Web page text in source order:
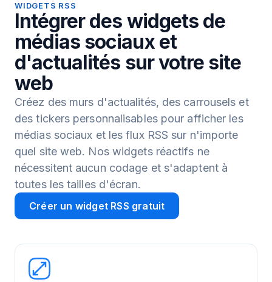
WIDGETS RSS
Intégrer des widgets de
médias sociaux et
d'actualités sur votre site
web
Créez des murs d'actualités, des carrousels et
des tickers personnalisables pour afficher les
médias sociaux et les flux RSS sur n'importe
quel site web. Nos widgets réactifs ne
nécessitent aucun codage et s'adaptent à
toutes les tailles d'écran.
Créer un widget RSS gratuit